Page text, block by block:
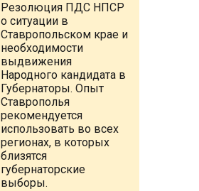
Резолюция ПДС НПСР
о ситуации в
Ставропольском крае и
необходимости
выдвижения
Народного кандидата в
Губернаторы. Опыт
Ставрополья
рекомендуется
использовать во всех
регионах, в которых
близятся
губернаторские
выборы.